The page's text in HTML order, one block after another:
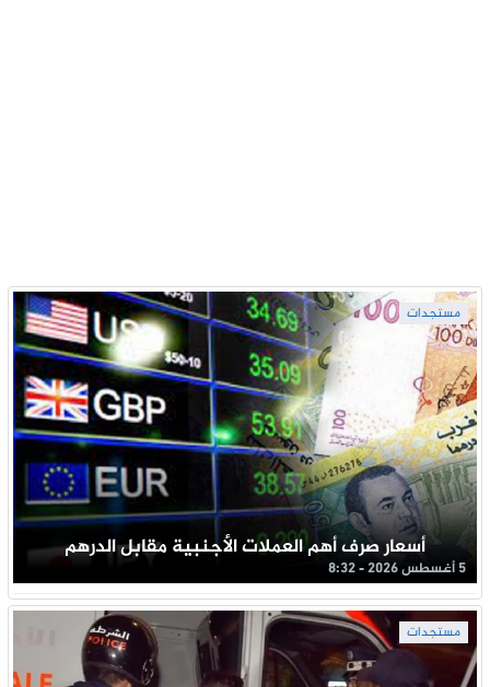
مستجدات
أسعار صرف أهم العملات الأجنبية مقابل الدرهم
5 أغسطس 2026 - 8:32
مستجدات